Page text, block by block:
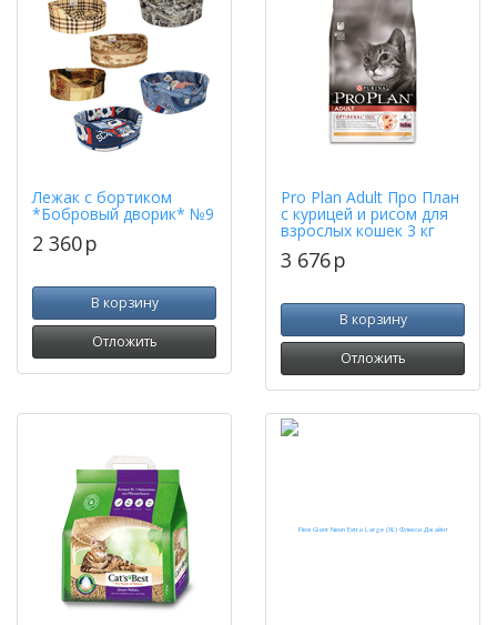
Лежак с бортиком
*Бобровый дворик* №9
2 360p
В корзину
Отложить
Pro Plan Adult Про План
с курицей и рисом для
взрослых кошек 3 кг
3 676p
В корзину
Отложить